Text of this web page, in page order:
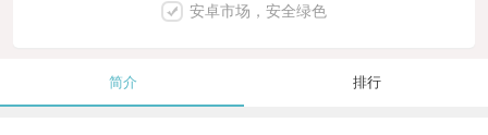
安卓市场，安全绿色
简介 排行